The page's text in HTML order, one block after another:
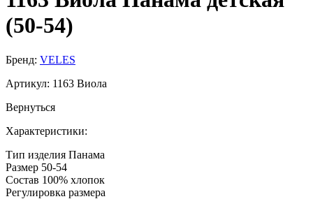
(50-54)
Бренд: VELES
Артикул: 1163 Виола
Вернуться
Характеристики:
Тип изделия Панама
Размер 50-54
Состав 100% хлопок
Регулировка размера